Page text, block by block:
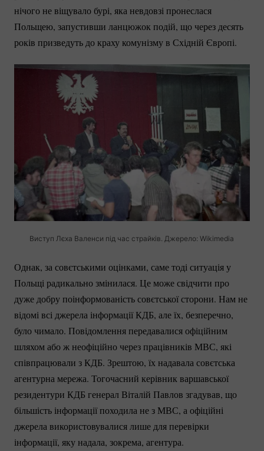
нічого не віщувало бурі, яка невдовзі пронеслася
Польщею, запустивши ланцюжок подій, що через десять
років призведуть до краху комунізму в Східній Європі.
Виступ Лєха Валенси під час страйків. Джерело: Wikimedia
Однак, за совєтськими оцінками, саме тоді ситуація у
Польщі радикально змінилася. Це може свідчити про
дуже добру поінформованість совєтської сторони. Нам не
відомі всі джерела інформації КДБ, але їх, безперечно,
було чимало. Повідомлення передавалися офіційним
шляхом або ж неофіційно через працівників МВС, які
співпрацювали з КДБ. Зрештою, їх надавала совєтська
агентурна мережа. Тогочасний керівник варшавської
резидентури КДБ генерал Віталій Павлов згадував, що
більшість інформації походила не з МВС, а офіційні
джерела використовувалися лише для перевірки
інформації, яку надала, зокрема, агентура.